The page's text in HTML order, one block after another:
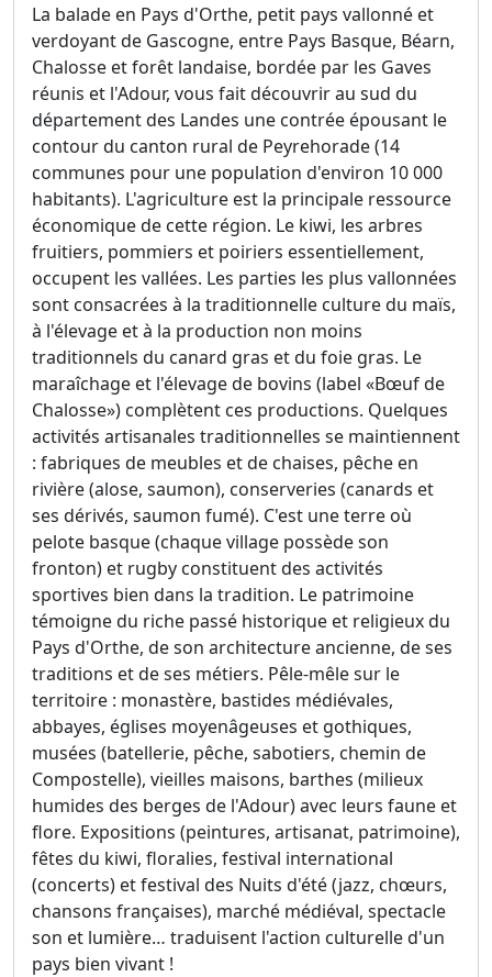
La balade en Pays d'Orthe, petit pays vallonné et
verdoyant de Gascogne, entre Pays Basque, Béarn,
Chalosse et forêt landaise, bordée par les Gaves
réunis et l'Adour, vous fait découvrir au sud du
département des Landes une contrée épousant le
contour du canton rural de Peyrehorade (14
communes pour une population d'environ 10 000
habitants). L'agriculture est la principale ressource
économique de cette région. Le kiwi, les arbres
fruitiers, pommiers et poiriers essentiellement,
occupent les vallées. Les parties les plus vallonnées
sont consacrées à la traditionnelle culture du maïs,
à l'élevage et à la production non moins
traditionnels du canard gras et du foie gras. Le
maraîchage et l'élevage de bovins (label «Bœuf de
Chalosse») complètent ces productions. Quelques
activités artisanales traditionnelles se maintiennent
: fabriques de meubles et de chaises, pêche en
rivière (alose, saumon), conserveries (canards et
ses dérivés, saumon fumé). C'est une terre où
pelote basque (chaque village possède son
fronton) et rugby constituent des activités
sportives bien dans la tradition. Le patrimoine
témoigne du riche passé historique et religieux du
Pays d'Orthe, de son architecture ancienne, de ses
traditions et de ses métiers. Pêle-mêle sur le
territoire : monastère, bastides médiévales,
abbayes, églises moyenâgeuses et gothiques,
musées (batellerie, pêche, sabotiers, chemin de
Compostelle), vieilles maisons, barthes (milieux
humides des berges de l'Adour) avec leurs faune et
flore. Expositions (peintures, artisanat, patrimoine),
fêtes du kiwi, floralies, festival international
(concerts) et festival des Nuits d'été (jazz, chœurs,
chansons françaises), marché médiéval, spectacle
son et lumière… traduisent l'action culturelle d'un
pays bien vivant !